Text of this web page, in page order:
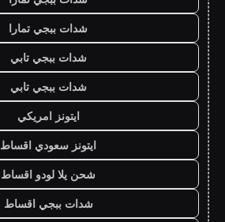
شدات ببجي تمارا
شدات ببجي تابي
شدات ببجي تابي
ايتونز امريكي
ايتونز سعودي اقساط
شحن يلا لودو اقساط
شدات ببجي اقساط